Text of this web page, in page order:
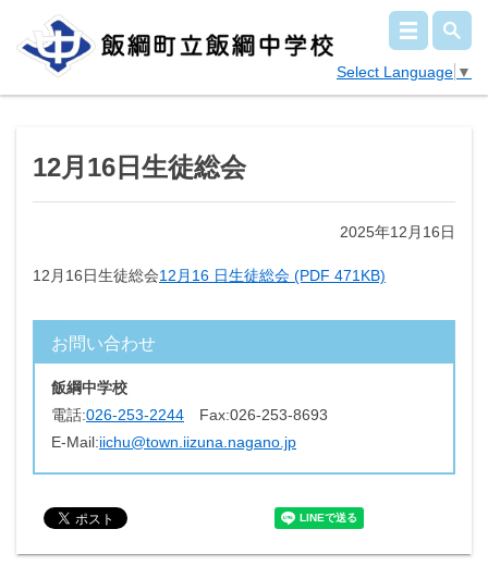
Select Language ▼
12月16日生徒総会
2025年12月16日
12月16日生徒総会12月16 日生徒総会 (PDF 471KB)
お問い合わせ
飯綱中学校
電話:026-253-2244 Fax:026-253-8693
E-Mail:iichu@town.iizuna.nagano.jp